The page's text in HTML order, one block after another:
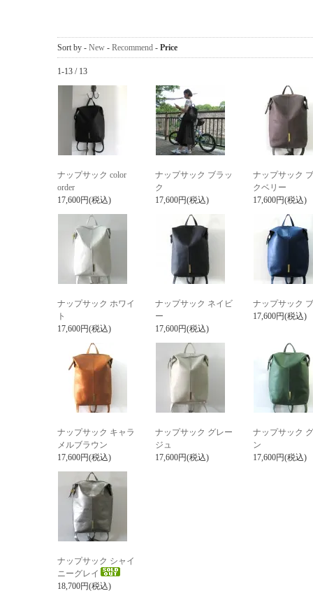
Sort by - New - Recommend - Price
1-13 / 13
ナップサック color
order
17,600円(税込)
ナップサック ブラッ
ク
17,600円(税込)
ナップサック
クベリー
17,600円(税込)
ナップサック ホワイ
ト
17,600円(税込)
ナップサック ネイビ
ー
17,600円(税込)
ナップサック
17,600円(税込)
ナップサック キャラ
メルブラウン
17,600円(税込)
ナップサック グレー
ジュ
17,600円(税込)
ナップサック
ン
17,600円(税込)
ナップサック シャイ
ニーグレイ
18,700円(税込)